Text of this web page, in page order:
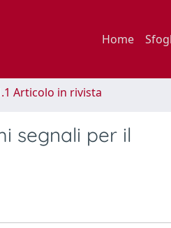
Home
Articolo in rivista
segnali per il